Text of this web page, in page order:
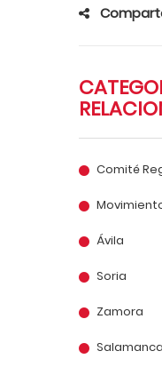
Comité
Ávila
Soria
Zamora
Salamanca